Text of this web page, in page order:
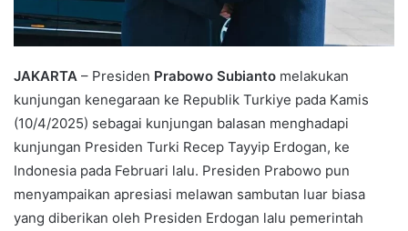
JAKARTA – Presiden Prabowo Subianto melakukan
kunjungan kenegaraan ke Republik Turkiye pada Kamis
(10/4/2025) sebagai kunjungan balasan menghadapi
kunjungan Presiden Turki Recep Tayyip Erdogan, ke
Indonesia pada Februari lalu. Presiden Prabowo pun
menyampaikan apresiasi melawan sambutan luar biasa
yang diberikan oleh Presiden Erdogan lalu pemerintah